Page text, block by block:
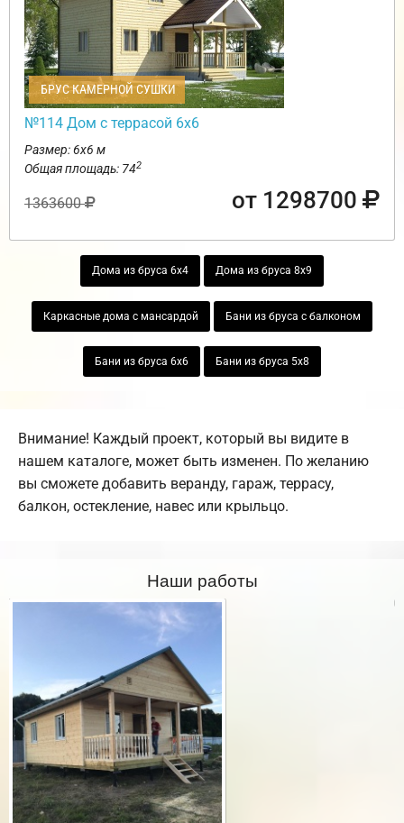
БРУС КАМЕРНОЙ СУШКИ
№114 Дом с террасой 6х6
Размер: 6х6 м
Общая площадь: 742
1363600 от 1298700
Дома из бруса 6х4 Дома из бруса 8х9
Каркасные дома с мансардой Бани из бруса с балконом
Бани из бруса 6х6 Бани из бруса 5х8
Внимание! Каждый проект, который вы видите в
нашем каталоге, может быть изменен. По желанию
вы сможете добавить веранду, гараж, террасу,
балкон, остекление, навес или крыльцо.
Наши работы